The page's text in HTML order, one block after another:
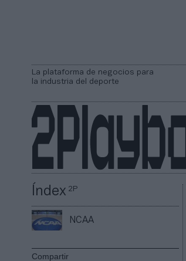
La plataforma de negocios para
la industria del deporte
Índex2P
NCAA
Compartir